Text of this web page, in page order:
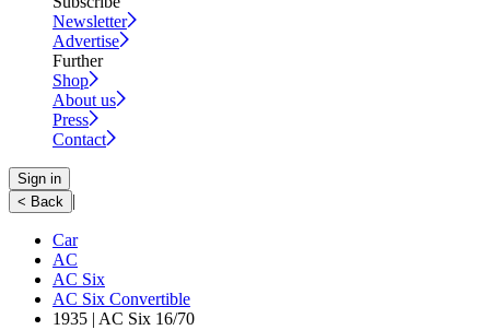
Newsletter
Advertise
Further
Shop
About us
Press
Contact
Sign in
< Back |
Car
AC
AC Six
AC Six Convertible
1935 | AC Six 16/70